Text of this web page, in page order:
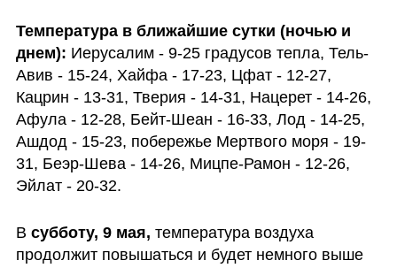
Температура в ближайшие сутки (ночью и
днем): Иерусалим - 9-25 градусов тепла, Тель-
Авив - 15-24, Хайфа - 17-23, Цфат - 12-27,
Кацрин - 13-31, Тверия - 14-31, Нацерет - 14-26,
Афула - 12-28, Бейт-Шеан - 16-33, Лод - 14-25,
Ашдод - 15-23, побережье Мертвого моря - 19-
31, Беэр-Шева - 14-26, Мицпе-Рамон - 12-26,
Эйлат - 20-32.
В субботу, 9 мая, температура воздуха
продолжит повышаться и будет немного выше